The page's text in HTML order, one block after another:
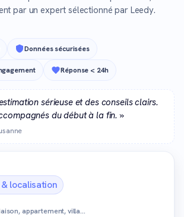
par un expert sélectionné par Leedy.
Données sécurisées
Réponse < 24h
sérieuse et des conseils clairs.
du début à la fin. »
localisation
appartement, villa…